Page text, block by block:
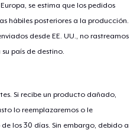
se estima que los pedidos
hábiles posteriores a la producción.
desde EE. UU., no rastreamos
país de destino.
Si recibe un producto dañado,
lo reemplazaremos o le
los 30 días. Sin embargo, debido a